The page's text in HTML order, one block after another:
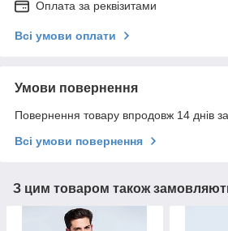
Оплата за реквізитами
Всі умови оплати
Умови повернення
Повернення товару впродовж 14 днів
Всі умови повернення
З цим товаром також